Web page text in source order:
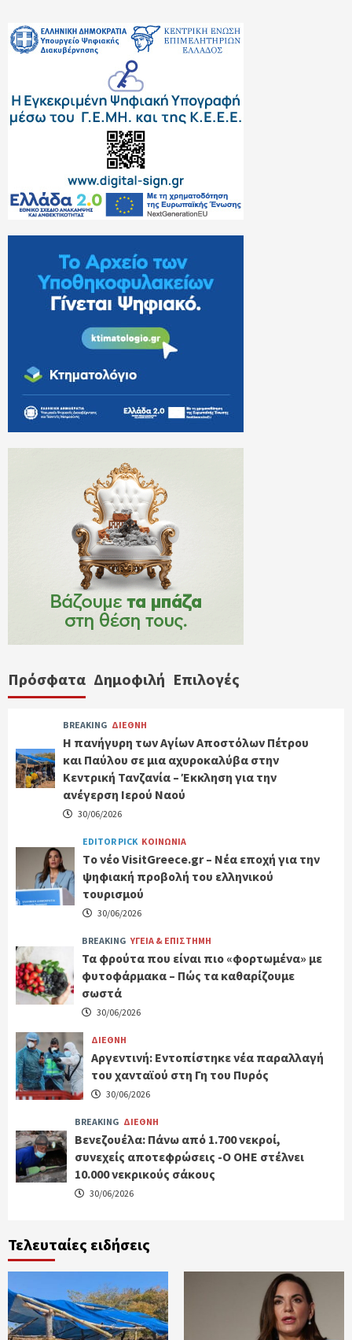
Πρόσφατα Δημοφιλή Επιλογές
BREAKING ΔΙΕΘΝΗ
Η πανήγυρη των Αγίων Αποστόλων Πέτρου
και Παύλου σε μια αχυροκαλύβα στην
Κεντρική Τανζανία – Έκκληση για την
ανέγερση Ιερού Ναού
30/06/2026
EDITOR PICK ΚΟΙΝΩΝΙΑ
Tο νέο VisitGreece.gr – Νέα εποχή για την
ψηφιακή προβολή του ελληνικού
τουρισμού
30/06/2026
BREAKING ΥΓΕΙΑ & ΕΠΙΣΤΗΜΗ
Τα φρούτα που είναι πιο «φορτωμένα» με
φυτοφάρμακα – Πώς τα καθαρίζουμε
σωστά
30/06/2026
ΔΙΕΘΝΗ
Αργεντινή: Εντοπίστηκε νέα παραλλαγή
του χανταϊού στη Γη του Πυρός
30/06/2026
BREAKING ΔΙΕΘΝΗ
Βενεζουέλα: Πάνω από 1.700 νεκροί,
συνεχείς αποτεφρώσεις -Ο ΟΗΕ στέλνει
10.000 νεκρικούς σάκους
30/06/2026
Τελευταίες ειδήσεις